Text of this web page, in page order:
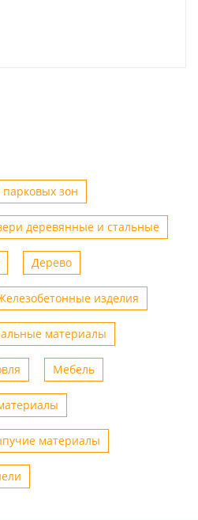
парковых зон
деревянные и стальные
Дерево
изделия
материалы
Мебель
материалы